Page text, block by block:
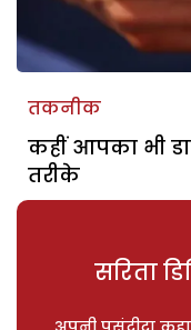
तकनीक
कहीं आपका भी
तरीके
सरिता